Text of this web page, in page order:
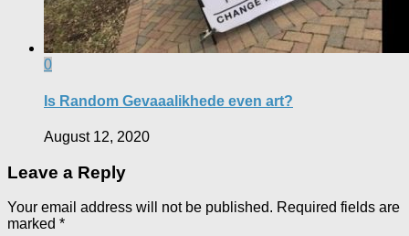
0
Is Random Gevaaalikhede even art?
August 12, 2020
Leave a Reply
Your email address will not be published. Required fields are
marked *